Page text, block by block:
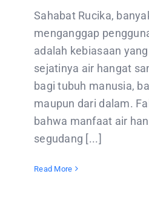
Sahabat Rucika,
menganggap
adalah kebiasaan
sejatinya air hangat
bagi tubuh manusia,
maupun dari dalam.
bahwa manfaat air
segudang [...]
Read More